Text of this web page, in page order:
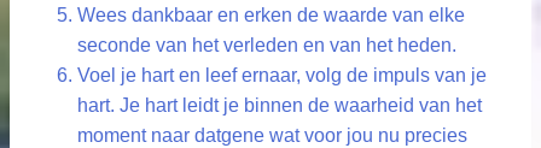
Wees dankbaar en erken de waarde van elke
seconde van het verleden en van het heden.
Voel je hart en leef ernaar, volg de impuls van je
hart. Je hart leidt je binnen de waarheid van het
moment naar datgene wat voor jou nu precies